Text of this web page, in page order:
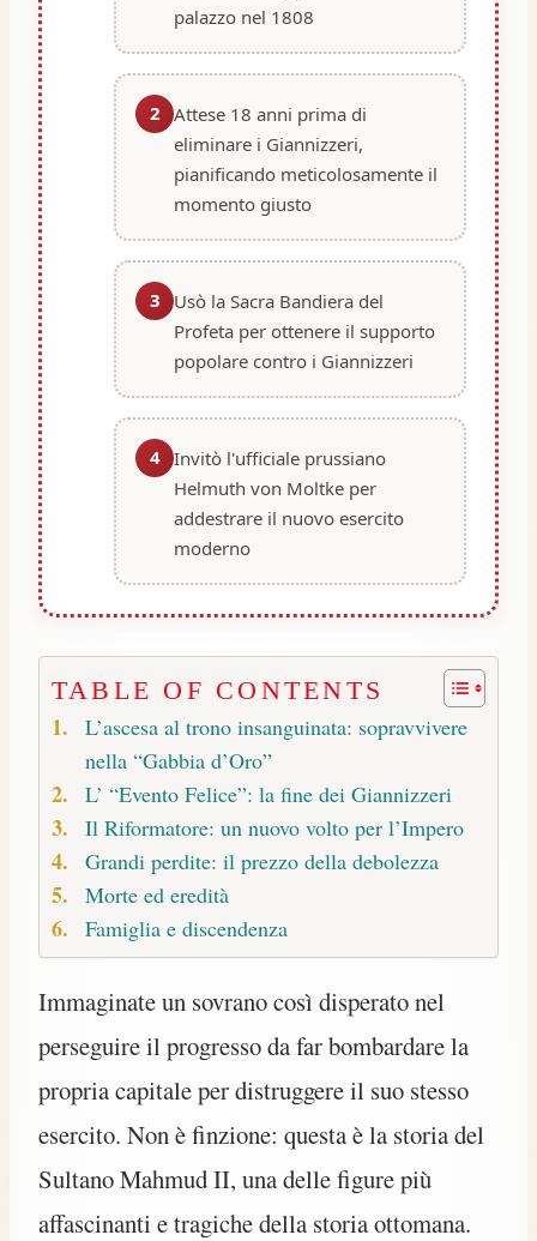
palazzo nel 1808
2 Attese 18 anni prima di
eliminare i Giannizzeri,
pianificando meticolosamente il
momento giusto
3
Usò la Sacra Bandiera del
Profeta per ottenere il supporto
popolare contro i Giannizzeri
4 Invitò l'ufficiale prussiano
Helmuth von Moltke per
addestrare il nuovo esercito
moderno
TABLE OF CONTENTS
L’ascesa al trono insanguinata: sopravvivere
nella “Gabbia d’Oro”
L’ “Evento Felice”: la fine dei Giannizzeri
Il Riformatore: un nuovo volto per l’Impero
Grandi perdite: il prezzo della debolezza
Morte ed eredità
Famiglia e discendenza
Immaginate un sovrano così disperato nel
perseguire il progresso da far bombardare la
propria capitale per distruggere il suo stesso
esercito. Non è finzione: questa è la storia del
Sultano Mahmud II, una delle figure più
affascinanti e tragiche della storia ottomana.